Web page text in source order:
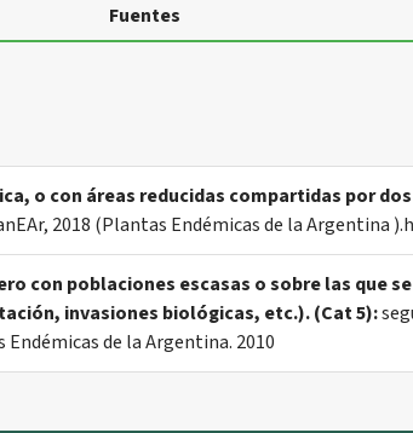
Fuentes
o con áreas reducidas compartidas por
2018 (Plantas Endémicas de la Argentina
con poblaciones escasas o sobre las que
invasiones biológicas, etc.). (Cat 5):
de la Argentina. 2010